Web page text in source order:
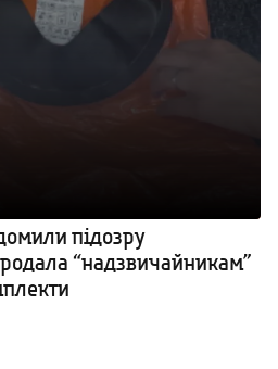
підозру
“надзвичайникам”